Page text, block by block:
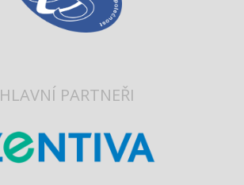
HLAVNÍ PARTNEŘI